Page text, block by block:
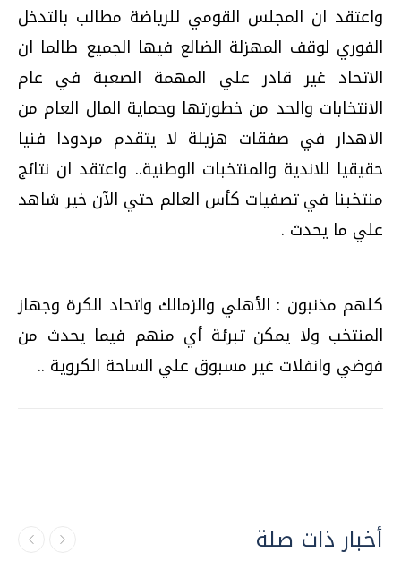
واعتقد ان المجلس القومي للرياضة مطالب بالتدخل
الفوري لوقف المهزلة الضالع فيها الجميع طالما ان
الاتحاد غير قادر علي المهمة الصعبة في عام
الانتخابات والحد من خطورتها وحماية المال العام من
الاهدار في صفقات هزيلة لا يتقدم مردودا فنيا
حقيقيا للاندية والمنتخبات الوطنية.. واعتقد ان نتائج
منتخبنا في تصفيات كأس العالم حتي الآن خير شاهد
علي ما يحدث .
كلهم مذنبون : الأهلي والزمالك واتحاد الكرة وجهاز
المنتخب ولا يمكن تبرئة أي منهم فيما يحدث من
فوضي وانفلات غير مسبوق علي الساحة الكروية ..
أخبار ذات صلة